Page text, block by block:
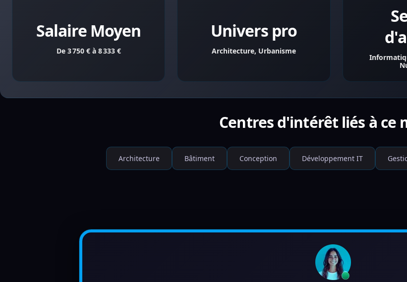
Salaire Moyen
De 3 750 € à 8 333 €
Univers pro
Architecture, Urbanisme
Centres d'intérêt liés à ce
Architecture Bâtiment Conception Développement IT